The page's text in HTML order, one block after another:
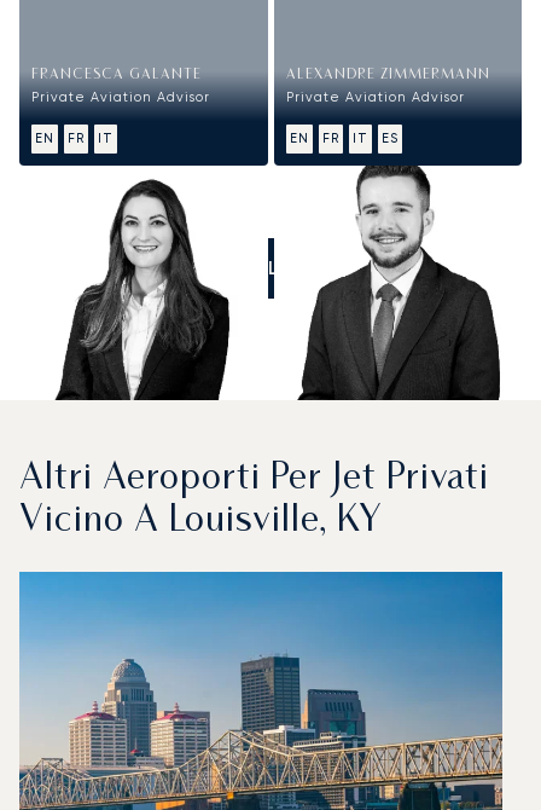
FRANCESCA GALANTE
Private Aviation Advisor
EN FR IT
ALEXANDRE ZIMMERMANN
Private Aviation Advisor
EN FR IT ES
CALL US
Altri Aeroporti Per Jet Privati
Vicino A Louisville, KY